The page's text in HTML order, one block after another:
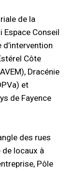
de la
Espace Conseil
d’intervention
Côte
Dracénie
et
de Fayence
des rues
de locaux à
Pôle